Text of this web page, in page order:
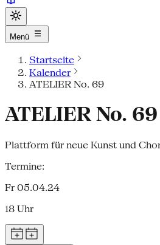
Menü
Startseite
Kalender
ATELIER No. 69
ATELIER No. 69
Plattform für neue Kunst und
Termine:
Fr 05.04.24
18 Uhr